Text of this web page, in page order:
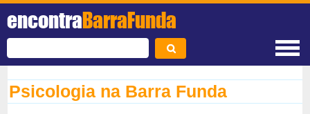
encontraBarraFunda
Psicologia na Barra Funda